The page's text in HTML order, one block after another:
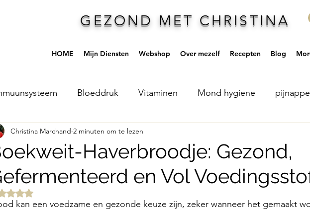
GEZOND MET CHRISTINA
HOME Mijn Diensten Webshop Over mezelf Recepten Blog
Bloeddruk Vitaminen Mond hygiene
Menopauze Zonlicht Vleesvervangers
Haverbroodje: Gezond,
en Vol
Christina Marchand 2 minuten om te lezen
Beoordeeld met NaN uit 5 sterren.
kan een voedzame en gezonde keuze zijn, zeker wanneer het gemaakt